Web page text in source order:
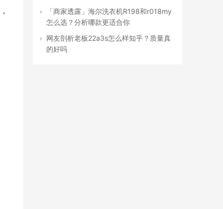
「商家透露」海尔洗衣机R198和r018my
怎么选？分析哪款更适合你
网友剖析老板22a3s怎么样知乎？质量真
的好吗